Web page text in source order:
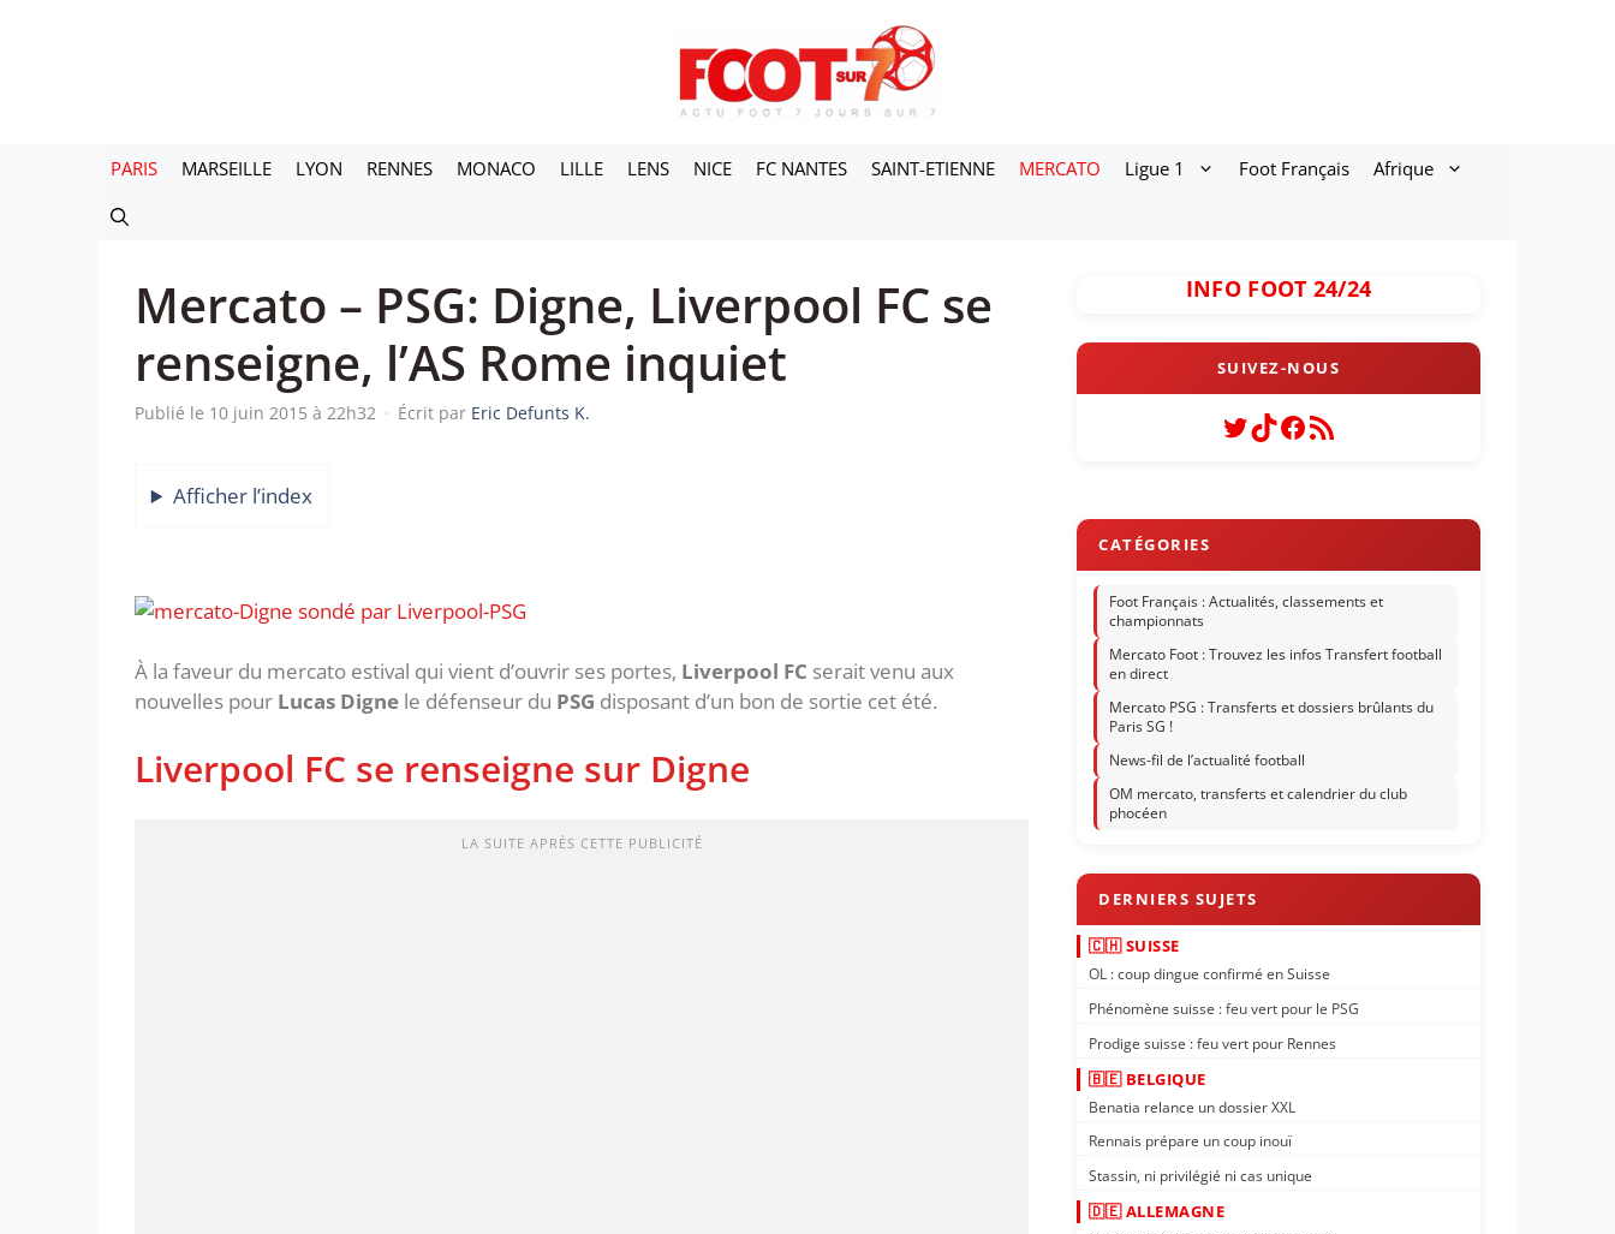
PARIS MARSEILLE LYON RENNES MONACO LILLE LENS NICE FC NANTES SAINT-ETIENNE MERCATO Ligue 1 Foot Français Afrique
Mercato – PSG: Digne, Liverpool FC se
renseigne, l’AS Rome inquiet
Publié le 10 juin 2015 à 22h32 · Écrit par Eric Defunts K.
Afficher l’index
À la faveur du mercato estival qui vient d’ouvrir ses portes, Liverpool FC serait venu aux
nouvelles pour Lucas Digne le défenseur du PSG disposant d’un bon de sortie cet été.
Liverpool FC se renseigne sur Digne
LA SUITE APRÈS CETTE PUBLICITÉ
INFO FOOT 24/24
Twitter
TikTok
Facebook
Flux RSS
Foot Français : Actualités, classements et
championnats
Mercato Foot : Trouvez les infos Transfert football
en direct
Mercato PSG : Transferts et dossiers brûlants du
Paris SG !
News-fil de l’actualité football
OM mercato, transferts et calendrier du club
phocéen
🇨🇭 SUISSE
OL : coup dingue confirmé en Suisse
Phénomène suisse : feu vert pour le PSG
Prodige suisse : feu vert pour Rennes
🇧🇪 BELGIQUE
Benatia relance un dossier XXL
Rennais prépare un coup inouï
Stassin, ni privilégié ni cas unique
🇩🇪 ALLEMAGNE